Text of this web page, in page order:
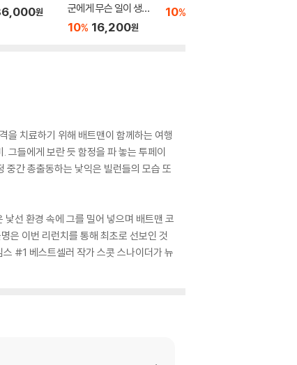
원
군에게 무슨 일이 생겼
나? 디럭스 에디션
10% 16,200원
10%
을 치료하기 위해 배트맨이 함께하는 여행
그들에게 보란 듯 함정을 파 놓는 투페이
중간 총출동하는 낯익은 빌런들의 모습 또
낯선 환경 속에 그를 밀어 넣으며 배트맨 코
은 이번 리런치를 통해 최초로 선보인 것
스 #1 베스트셀러 작가 스콧 스나이더가 뉴